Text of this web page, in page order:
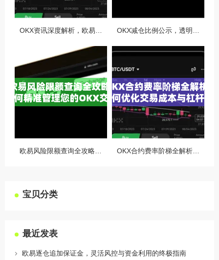
宝贝分类
最近发表
欧易逐仓追加保证金，灵活风控与资金利用的终极指南